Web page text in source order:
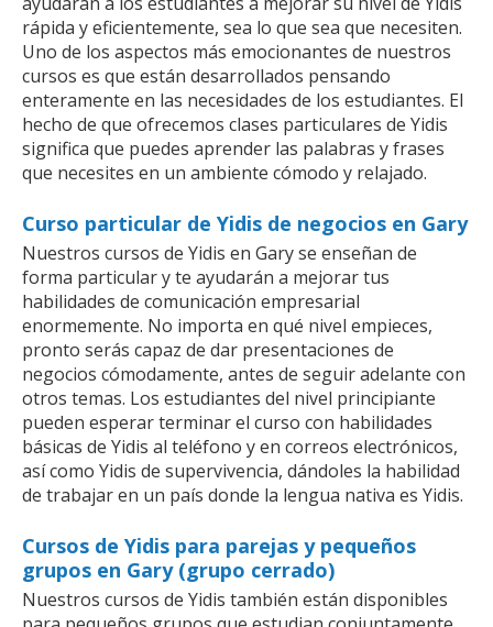
rápida y eficientemente, sea lo que sea que necesiten.
Uno de los aspectos más emocionantes de nuestros
cursos es que están desarrollados pensando
enteramente en las necesidades de los estudiantes. El
hecho de que ofrecemos clases particulares de Yidis
significa que puedes aprender las palabras y frases
que necesites en un ambiente cómodo y relajado.
Curso particular de Yidis de negocios en Gary
Nuestros cursos de Yidis en Gary se enseñan de
forma particular y te ayudarán a mejorar tus
habilidades de comunicación empresarial
enormemente. No importa en qué nivel empieces,
pronto serás capaz de dar presentaciones de
negocios cómodamente, antes de seguir adelante con
otros temas. Los estudiantes del nivel principiante
pueden esperar terminar el curso con habilidades
básicas de Yidis al teléfono y en correos electrónicos,
así como Yidis de supervivencia, dándoles la habilidad
de trabajar en un país donde la lengua nativa es Yidis.
Cursos de Yidis para parejas y pequeños
grupos en Gary (grupo cerrado)
Nuestros cursos de Yidis también están disponibles